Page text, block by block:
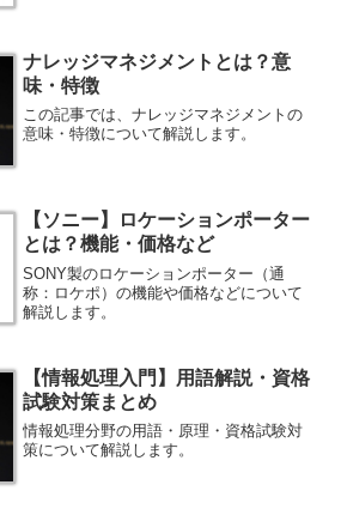
ナレッジマネジメントとは？意
味・特徴
この記事では、ナレッジマネジメントの
意味・特徴について解説します。
【ソニー】ロケーションポーター
とは？機能・価格など
SONY製のロケーションポーター（通
称：ロケポ）の機能や価格などについて
解説します。
【情報処理入門】用語解説・資格
試験対策まとめ
情報処理分野の用語・原理・資格試験対
策について解説します。